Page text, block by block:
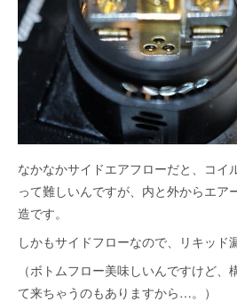
なかなかサイドエアフローだと、コイ
って難しいんですが、内と外からエア
造です。
しかもサイドフローなので、リキッド
（ボトムフロー美味しいんですけど
て来ちゃうのもありますから…。）